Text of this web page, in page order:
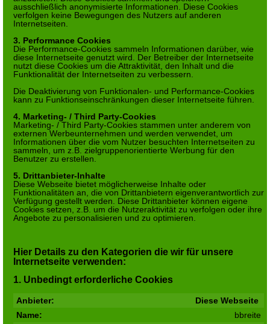
ausschließlich anonymisierte Informationen. Diese Cookies
verfolgen keine Bewegungen des Nutzers auf anderen
Internetseiten.
3. Performance Cookies
Die Performance-Cookies sammeln Informationen darüber, wie
diese Internetseite genutzt wird. Der Betreiber der Internetseite
nutzt diese Cookies um die Attraktivität, den Inhalt und die
Funktionalität der Internetseiten zu verbessern.
Die Deaktivierung von Funktionalen- und Performance-Cookies
kann zu Funktionseinschränkungen dieser Internetseite führen.
4. Marketing- / Third Party-Cookies
Marketing- / Third Party-Cookies stammen unter anderem von
externen Werbeunternehmen und werden verwendet, um
Informationen über die vom Nutzer besuchten Internetseiten zu
sammeln, um z.B. zielgruppenorientierte Werbung für den
Benutzer zu erstellen.
5. Drittanbieter-Inhalte
Diese Webseite bietet möglicherweise Inhalte oder
Funktionalitäten an, die von Drittanbietern eigenverantwortlich zur
Verfügung gestellt werden. Diese Drittanbieter können eigene
Cookies setzen, z.B. um die Nutzeraktivität zu verfolgen oder ihre
Angebote zu personalisieren und zu optimieren.
Hier Details zu den Kategorien die wir für unsere
Internetseite verwenden:
1. Unbedingt erforderliche Cookies
Diese Webseite
bbreite